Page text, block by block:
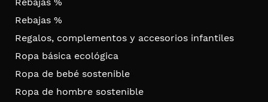
Rebajas %
Regalos, complementos y accesorios infantiles
Ropa básica ecológica
Ropa de bebé sostenible
Ropa de hombre sostenible